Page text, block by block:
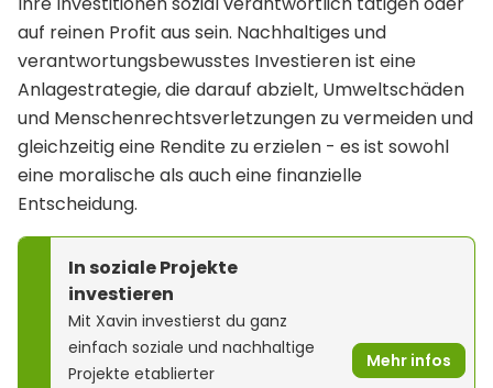
auf reinen Profit aus sein. Nachhaltiges und
verantwortungsbewusstes Investieren ist eine
Anlagestrategie, die darauf abzielt, Umweltschäden
und Menschenrechtsverletzungen zu vermeiden und
gleichzeitig eine Rendite zu erzielen - es ist sowohl
eine moralische als auch eine finanzielle
Entscheidung.
In soziale Projekte
investieren
Mit Xavin investierst du ganz
einfach soziale und nachhaltige
Projekte etablierter
Mehr infos